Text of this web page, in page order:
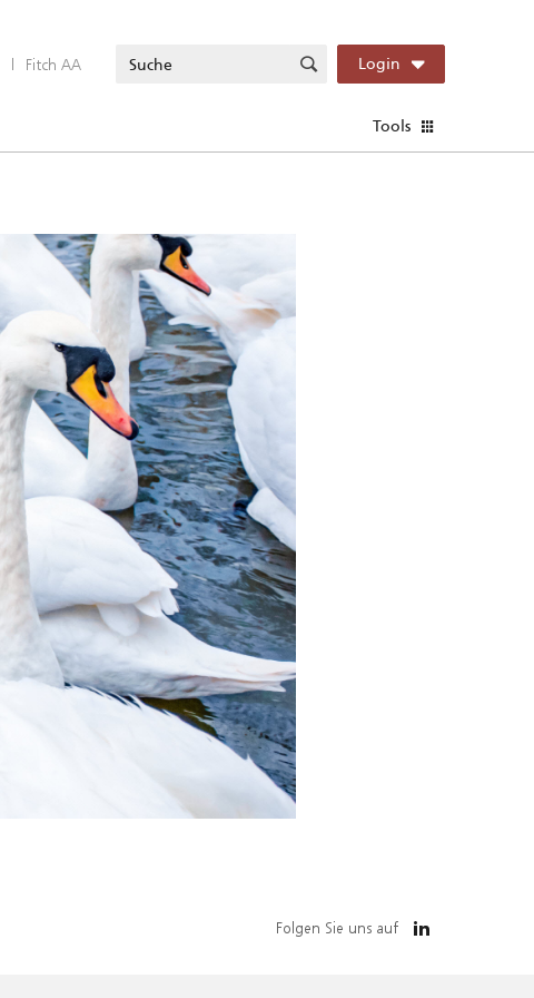
| Fitch AA Login
Tools
Folgen Sie uns auf